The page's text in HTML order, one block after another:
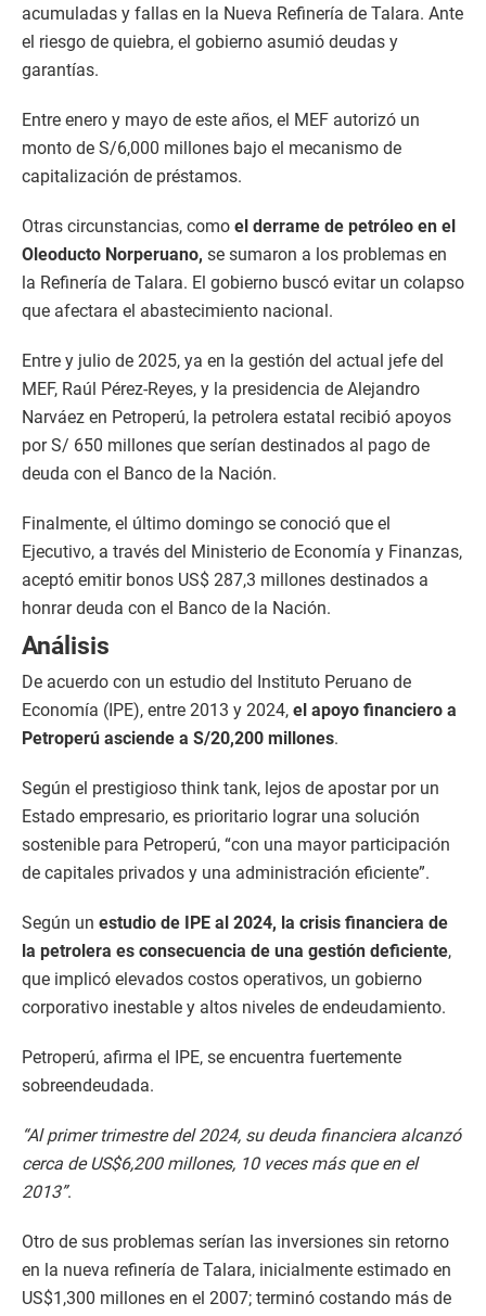
acumuladas y fallas en la Nueva Refinería de Talara. Ante
el riesgo de quiebra, el gobierno asumió deudas y
garantías.
Entre enero y mayo de este años, el MEF autorizó un
monto de S/6,000 millones bajo el mecanismo de
capitalización de préstamos.
Otras circunstancias, como el derrame de petróleo en el
Oleoducto Norperuano, se sumaron a los problemas en
la Refinería de Talara. El gobierno buscó evitar un colapso
que afectara el abastecimiento nacional.
Entre y julio de 2025, ya en la gestión del actual jefe del
MEF, Raúl Pérez-Reyes, y la presidencia de Alejandro
Narváez en Petroperú, la petrolera estatal recibió apoyos
por S/ 650 millones que serían destinados al pago de
deuda con el Banco de la Nación.
Finalmente, el último domingo se conoció que el
Ejecutivo, a través del Ministerio de Economía y Finanzas,
aceptó emitir bonos US$ 287,3 millones destinados a
honrar deuda con el Banco de la Nación.
Análisis
De acuerdo con un estudio del Instituto Peruano de
Economía (IPE), entre 2013 y 2024, el apoyo financiero a
Petroperú asciende a S/20,200 millones.
Según el prestigioso think tank, lejos de apostar por un
Estado empresario, es prioritario lograr una solución
sostenible para Petroperú, “con una mayor participación
de capitales privados y una administración eficiente”.
Según un estudio de IPE al 2024, la crisis financiera de
la petrolera es consecuencia de una gestión deficiente,
que implicó elevados costos operativos, un gobierno
corporativo inestable y altos niveles de endeudamiento.
Petroperú, afirma el IPE, se encuentra fuertemente
sobreendeudada.
“Al primer trimestre del 2024, su deuda financiera alcanzó
cerca de US$6,200 millones, 10 veces más que en el
2013”.
Otro de sus problemas serían las inversiones sin retorno
en la nueva refinería de Talara, inicialmente estimado en
US$1,300 millones en el 2007; terminó costando más de